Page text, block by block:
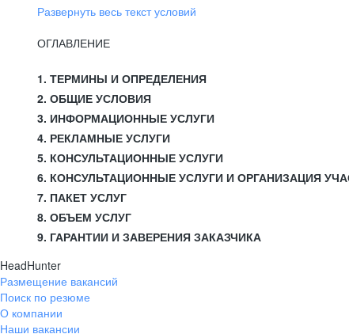
Развернуть весь текст условий
ОГЛАВЛЕНИЕ
1. ТЕРМИНЫ И ОПРЕДЕЛЕНИЯ
2. ОБЩИЕ УСЛОВИЯ
3. ИНФОРМАЦИОННЫЕ УСЛУГИ
4. РЕКЛАМНЫЕ УСЛУГИ
5. КОНСУЛЬТАЦИОННЫЕ УСЛУГИ
6. КОНСУЛЬТАЦИОННЫЕ УСЛУГИ И ОРГАНИЗАЦИЯ
7. ПАКЕТ УСЛУГ
8. ОБЪЕМ УСЛУГ
9. ГАРАНТИИ И ЗАВЕРЕНИЯ ЗАКАЗЧИКА
HeadHunter
Размещение вакансий
Поиск по резюме
О компании
Наши вакансии